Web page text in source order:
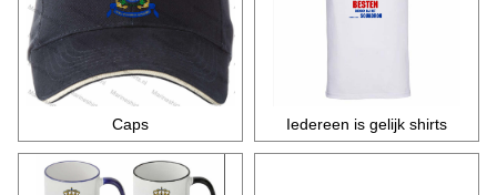
Caps Iedereen is gelijk shirts